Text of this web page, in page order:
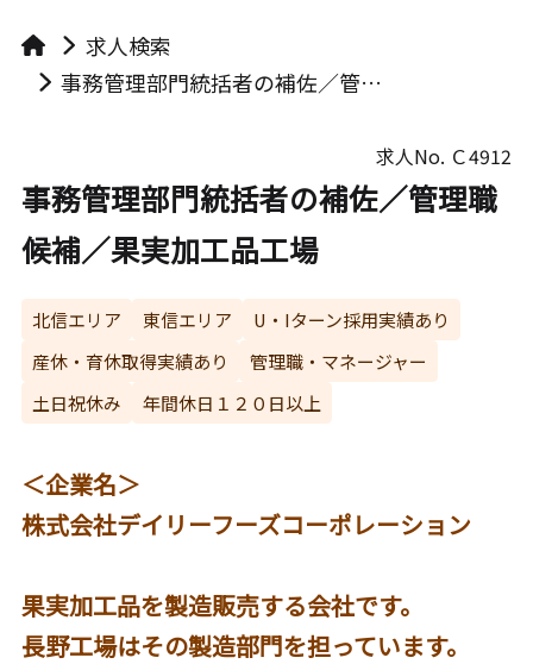
求人検索
事務管理部門統括者の補佐／管理職候補／果実加工品工場
求人No. Ｃ4912
事務管理部門統括者の補佐／管理職
候補／果実加工品工場
北信エリア 東信エリア
U・Iターン採用実績あり
産休・育休取得実績あり
管理職・マネージャー
土日祝休み
年間休日１２０日以上
＜企業名＞
株式会社デイリーフーズコーポレーション
果実加工品を製造販売する会社です。
長野工場はその製造部門を担っています。